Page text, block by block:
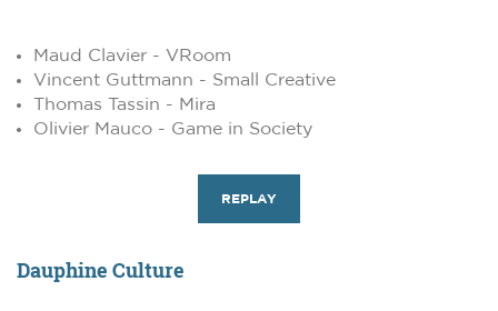
Maud Clavier - VRoom
Vincent Guttmann - Small Creative
Thomas Tassin - Mira
Olivier Mauco - Game in Society
REPLAY
Dauphine Culture